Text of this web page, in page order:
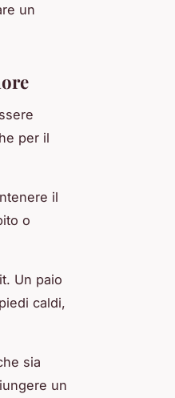
un
per il
il
o
Un paio
caldi,
sia
un